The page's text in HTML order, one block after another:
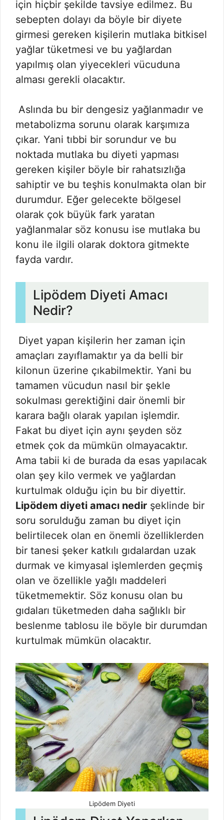
için hiçbir şekilde tavsiye edilmez. Bu
sebepten dolayı da böyle bir diyete
girmesi gereken kişilerin mutlaka bitkisel
yağlar tüketmesi ve bu yağlardan
yapılmış olan yiyecekleri vücuduna
alması gerekli olacaktır.
Aslında bu bir dengesiz yağlanmadır ve
metabolizma sorunu olarak karşımıza
çıkar. Yani tıbbi bir sorundur ve bu
noktada mutlaka bu diyeti yapması
gereken kişiler böyle bir rahatsızlığa
sahiptir ve bu teşhis konulmakta olan bir
durumdur. Eğer gelecekte bölgesel
olarak çok büyük fark yaratan
yağlanmalar söz konusu ise mutlaka bu
konu ile ilgili olarak doktora gitmekte
fayda vardır.
Lipödem Diyeti Amacı
Nedir?
Diyet yapan kişilerin her zaman için
amaçları zayıflamaktır ya da belli bir
kilonun üzerine çıkabilmektir. Yani bu
tamamen vücudun nasıl bir şekle
sokulması gerektiğini dair önemli bir
karara bağlı olarak yapılan işlemdir.
Fakat bu diyet için aynı şeyden söz
etmek çok da mümkün olmayacaktır.
Ama tabii ki de burada da esas yapılacak
olan şey kilo vermek ve yağlardan
kurtulmak olduğu için bu bir diyettir.
Lipödem diyeti amacı nedir şeklinde bir
soru sorulduğu zaman bu diyet için
belirtilecek olan en önemli özelliklerden
bir tanesi şeker katkılı gıdalardan uzak
durmak ve kimyasal işlemlerden geçmiş
olan ve özellikle yağlı maddeleri
tüketmemektir. Söz konusu olan bu
gıdaları tüketmeden daha sağlıklı bir
beslenme tablosu ile böyle bir durumdan
kurtulmak mümkün olacaktır.
Lipödem Diyeti